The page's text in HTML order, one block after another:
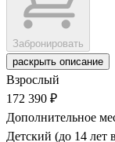
Забронировать
раскрыть описание
Взрослый
172 390 ₽
Дополнительное
Детский (до 14 лет